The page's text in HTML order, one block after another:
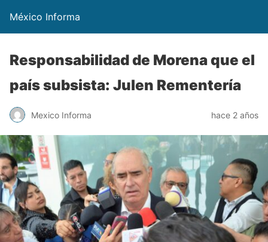
México Informa
Responsabilidad de Morena que el
país subsista: Julen Rementería
Mexico Informa hace 2 años